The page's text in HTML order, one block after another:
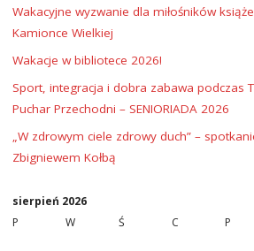
Wakacyjne wyzwanie dla miłośników
Kamionce Wielkiej
Wakacje w bibliotece 2026!
Sport, integracja i dobra zabawa podczas
Puchar Przechodni – SENIORIADA 2026
„W zdrowym ciele zdrowy duch” –
Zbigniewem Kołbą
sierpień 2026
P
W Ś C P